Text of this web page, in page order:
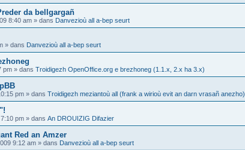
da bellgargañ
8:40 am » dans Danvezioù all a-bep seurt
» dans Danvezioù all a-bep seurt
pm » dans Troidigezh OpenOffice.org e brezhoneg (1.1.x, 2.x ha 3.x)
pm » dans Troidigezh meziantoù all (frank a wirioù evit an darn vrasañ anezho)
pm » dans An DROUIZIG Difazier
Red an Amzer
9:12 am » dans Danvezioù all a-bep seurt